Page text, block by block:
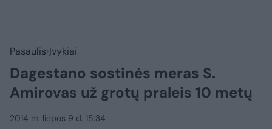
Pasaulis Įvykiai
Dagestano sostinės meras S.
Amirovas už grotų praleis 10 metų
2014 m. liepos 9 d. 15:34